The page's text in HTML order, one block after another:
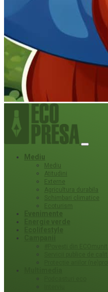
Mediu
Mediu
Atitudini
Externe
Agricultura durabila
Schimbari climatice
Ecoturism